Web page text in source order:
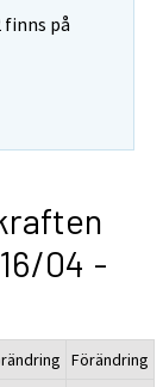
finns på
04 -
Förändring